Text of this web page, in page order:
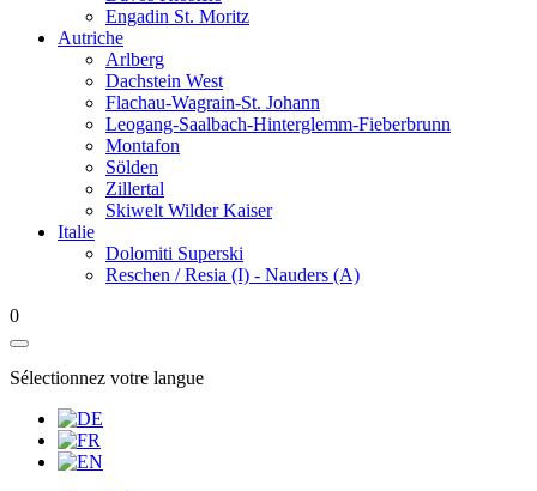
Engadin St. Moritz
Autriche
Arlberg
Dachstein West
Flachau-Wagrain-St. Johann
Leogang-Saalbach-Hinterglemm-Fieberbrunn
Montafon
Sölden
Zillertal
Skiwelt Wilder Kaiser
Italie
Dolomiti Superski
Reschen / Resia (I) - Nauders (A)
0
Sélectionnez votre langue